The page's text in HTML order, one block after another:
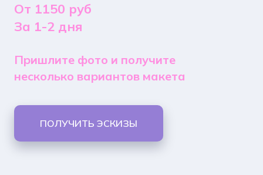
От 1150 руб
За 1-2 дня
Пришлите фото и получите
несколько вариантов макета
ПОЛУЧИТЬ ЭСКИЗЫ